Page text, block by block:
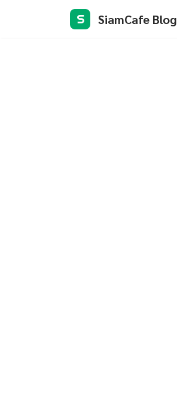
S SiamCafe Blog